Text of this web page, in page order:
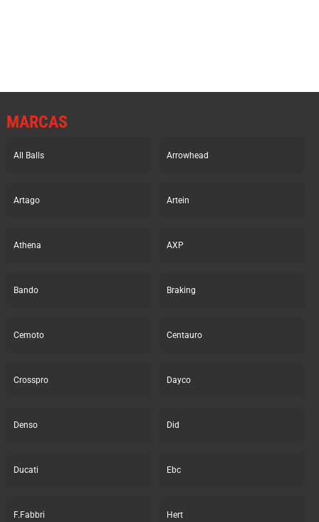
MARCAS
All Balls Arrowhead
Artago Artein
Athena AXP
Bando Braking
Cemoto Centauro
Crosspro Dayco
Denso Did
Ducati Ebc
F.Fabbri Hert